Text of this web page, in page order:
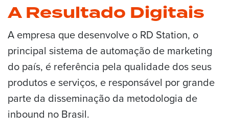
A Resultado Digitais
A empresa que desenvolve o RD Station, o
principal sistema de automação de marketing
do país, é referência pela qualidade dos seus
produtos e serviços, e responsável por grande
parte da disseminação da metodologia de
inbound no Brasil.